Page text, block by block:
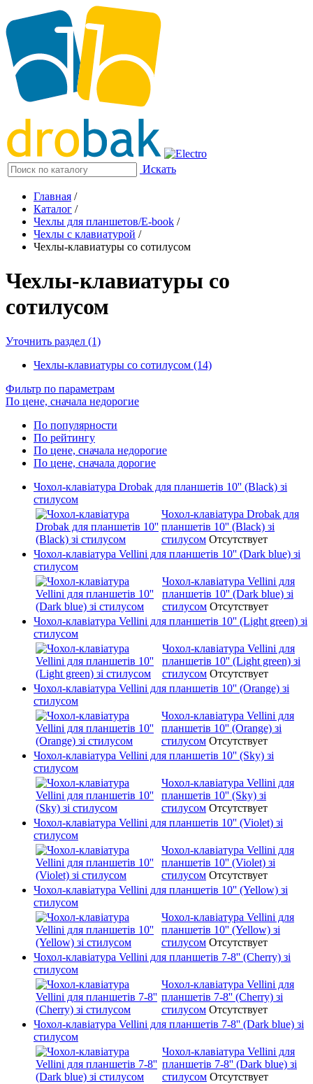
Искать
Главная /
Каталог /
Чехлы для планшетов/E-book /
Чехлы с клавиатурой /
Чехлы-клавиатуры со сотилусом
Чехлы-клавиатуры со
сотилусом
Уточнить раздел (1)
Чехлы-клавиатуры со сотилусом (14)
Фильтр по параметрам
По цене, сначала недорогие
По популярности
По рейтингу
По цене, сначала недорогие
По цене, сначала дорогие
Чохол-клавіатура Drobak для планшетів 10'' (Black) зі
стилусом
Чохол-клавіатура Drobak для
планшетів 10'' (Black) зі
стилусом Отсутствует
Чохол-клавіатура Vellini для планшетів 10'' (Dark blue) зі
стилусом
Чохол-клавіатура Vellini для
планшетів 10'' (Dark blue) зі
стилусом Отсутствует
Чохол-клавіатура Vellini для планшетів 10'' (Light green) зі
стилусом
Чохол-клавіатура Vellini для
планшетів 10'' (Light green) зі
стилусом Отсутствует
Чохол-клавіатура Vellini для планшетів 10'' (Orange) зі
стилусом
Чохол-клавіатура Vellini для
планшетів 10'' (Orange) зі
стилусом Отсутствует
Чохол-клавіатура Vellini для планшетів 10'' (Sky) зі
стилусом
Чохол-клавіатура Vellini для
планшетів 10'' (Sky) зі
стилусом Отсутствует
Чохол-клавіатура Vellini для планшетів 10'' (Violet) зі
стилусом
Чохол-клавіатура Vellini для
планшетів 10'' (Violet) зі
стилусом Отсутствует
Чохол-клавіатура Vellini для планшетів 10'' (Yellow) зі
стилусом
Чохол-клавіатура Vellini для
планшетів 10'' (Yellow) зі
стилусом Отсутствует
Чохол-клавіатура Vellini для планшетів 7-8'' (Cherry) зі
стилусом
Чохол-клавіатура Vellini для
планшетів 7-8'' (Cherry) зі
стилусом Отсутствует
Чохол-клавіатура Vellini для планшетів 7-8'' (Dark blue) зі
стилусом
Чохол-клавіатура Vellini для
планшетів 7-8'' (Dark blue) зі
стилусом Отсутствует